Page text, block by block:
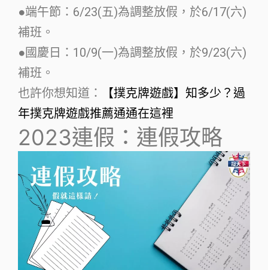
●端午節：6/23(五)為調整放假，於6/17(六)
補班。
●國慶日：10/9(一)為調整放假，於9/23(六)
補班。
也許你想知道：
【撲克牌遊戲】知多少？過
年撲克牌遊戲推薦通通在這裡
2023連假：連假攻略